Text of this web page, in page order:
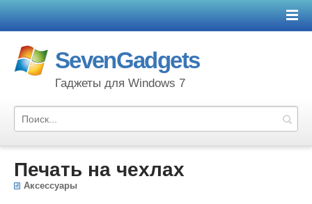
SevenGadgets
Гаджеты для Windows 7
Печать на чехлах
Аксессуары